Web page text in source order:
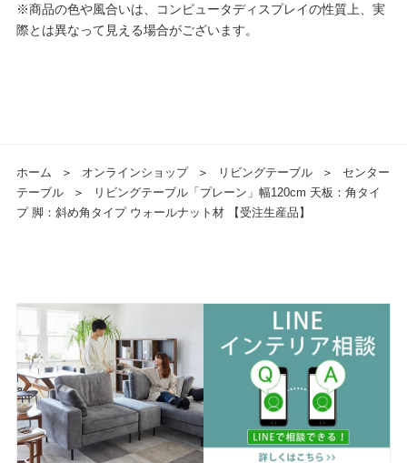
※商品の色や風合いは、コンピュータディスプレイの性質上、実
際とは異なって見える場合がございます。
ホーム ＞ オンラインショップ ＞ リビングテーブル ＞
センター
テーブル
＞
リビングテーブル「プレーン」幅120cm 天板：角タイ
プ 脚：斜め角タイプ ウォールナット材 【受注生産品】